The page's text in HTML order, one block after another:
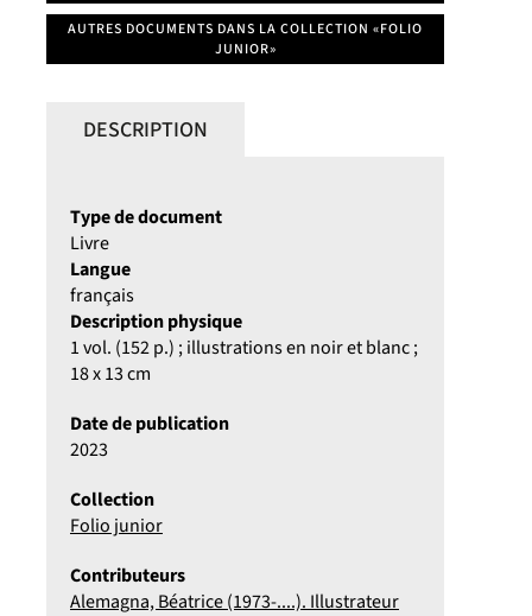
AUTRES DOCUMENTS DANS LA COLLECTION «FOLIO
JUNIOR»
DESCRIPTION
Type de document
Livre
Langue
français
Description physique
1 vol. (152 p.) ; illustrations en noir et blanc ;
18 x 13 cm
Date de publication
2023
Collection
Folio junior
Contributeurs
Alemagna, Béatrice (1973-....). Illustrateur